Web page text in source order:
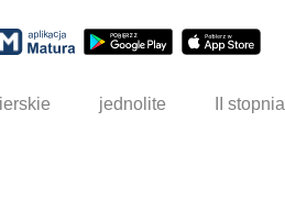
jednolite II stopnia